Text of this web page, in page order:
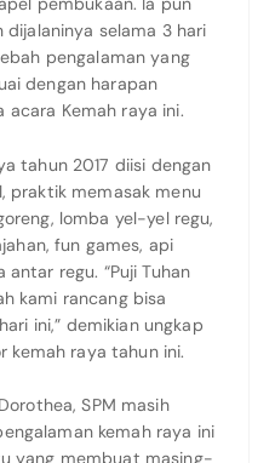
selama 3 hari
pengalaman yang
dengan harapan
acara Kemah raya ini.
tahun 2017 diisi dengan
praktik memasak menu
lomba yel-yel regu,
fun games, api
regu. “Puji Tuhan
kami rancang bisa
ini,” demikian ungkap
kemah raya tahun ini.
SPM masih
kemah raya ini